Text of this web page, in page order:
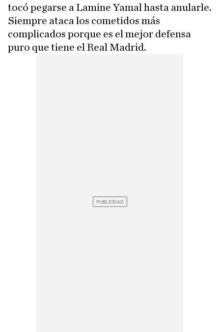
tocó pegarse a Lamine Yamal hasta anularle.
Siempre ataca los cometidos más
complicados porque es el mejor defensa
puro que tiene el Real Madrid.